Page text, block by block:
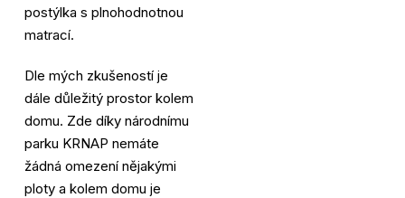
postýlka s plnohodnotnou
matrací.
Dle mých zkušeností je
dále důležitý prostor kolem
domu. Zde díky národnímu
parku KRNAP nemáte
žádná omezení nějakými
ploty a kolem domu je